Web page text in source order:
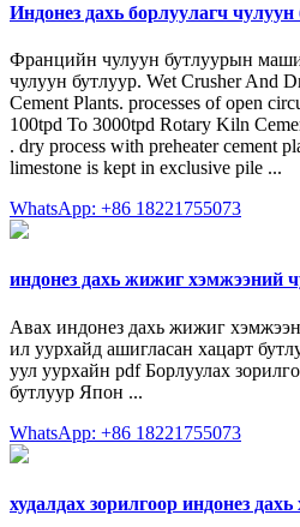
Индонез дахь борлуулагч чулуун
Францийн чулуун бутлуурын
чулуун бутлуур. Wet Crusher And
Cement Plants. processes of open
100tpd To 3000tpd Rotary Kiln
. dry process with preheater cement
limestone is kept in exclusive pile ...
WhatsApp: +86 18221755073
индонез дахь жижиг хэмжээний
Авах индонез дахь жижиг
ил уурхайд ашигласан хацарт
уул уурхайн pdf Борлуулах
бутлуур Япон ...
WhatsApp: +86 18221755073
худалдах зорилгоор индонез дахь